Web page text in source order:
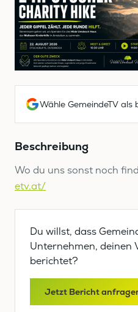
Beschreibung
Wo du uns sonst noch
etv.at/
Du willst, dass
Unternehmen, deinen
berichtet?
Jetzt Bericht